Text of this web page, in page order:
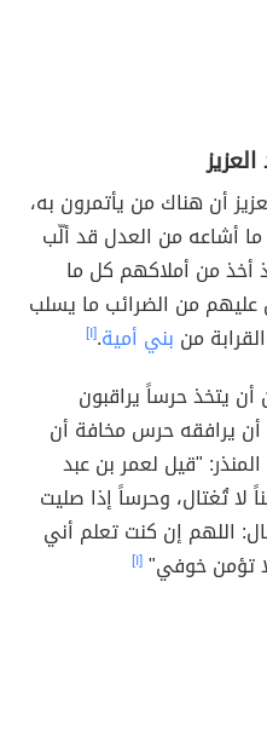
أن هناك من يأتمرون به،
أشاعه من العدل قد ألّب
أخذ من أملاكهم كل ما
عليهم من الضرائب ما يسلب
من بني أمية.[١]
يتخذ حرساً يراقبون
يرافقه حرس مخافة أن
"قيل لعمر بن عبد
لا تُغتال، وحرساً إذا صليت
اللهم إن كنت تعلم أني
تؤمن خوفي" [١]